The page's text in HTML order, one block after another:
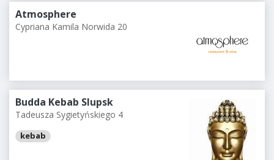
Atmosphere
Cypriana Kamila Norwida 20
Budda Kebab Slupsk
Tadeusza Sygietyńskiego 4
kebab